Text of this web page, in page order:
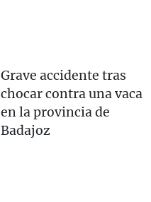
Grave accidente tras
chocar contra una vaca
en la provincia de
Badajoz